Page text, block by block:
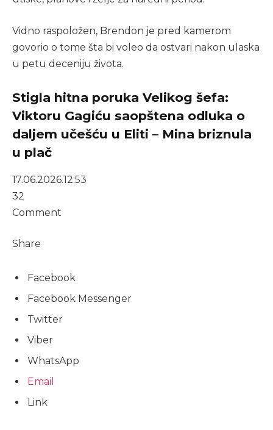
Vidno raspoložen, Brendon je pred kamerom
govorio o tome šta bi voleo da ostvari nakon ulaska
u petu deceniju života.
Stigla hitna poruka Velikog šefa:
Viktoru Gagiću saopštena odluka o
daljem učešću u Eliti – Mina briznula
u plač
17.06.2026.12:53
32
Comment
Share
Facebook
Facebook Messenger
Twitter
Viber
WhatsApp
Email
Link